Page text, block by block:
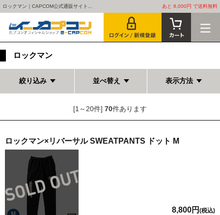
ロックマン｜CAPCOM公式通販サイト... あと 8,000円 で送料無料
ロックマン
絞り込み 並べ替え 表示方法
[1～20件] 70件あります
ロックマン×リバーサル SWEATPANTS ドット M
8,800円 (税込)